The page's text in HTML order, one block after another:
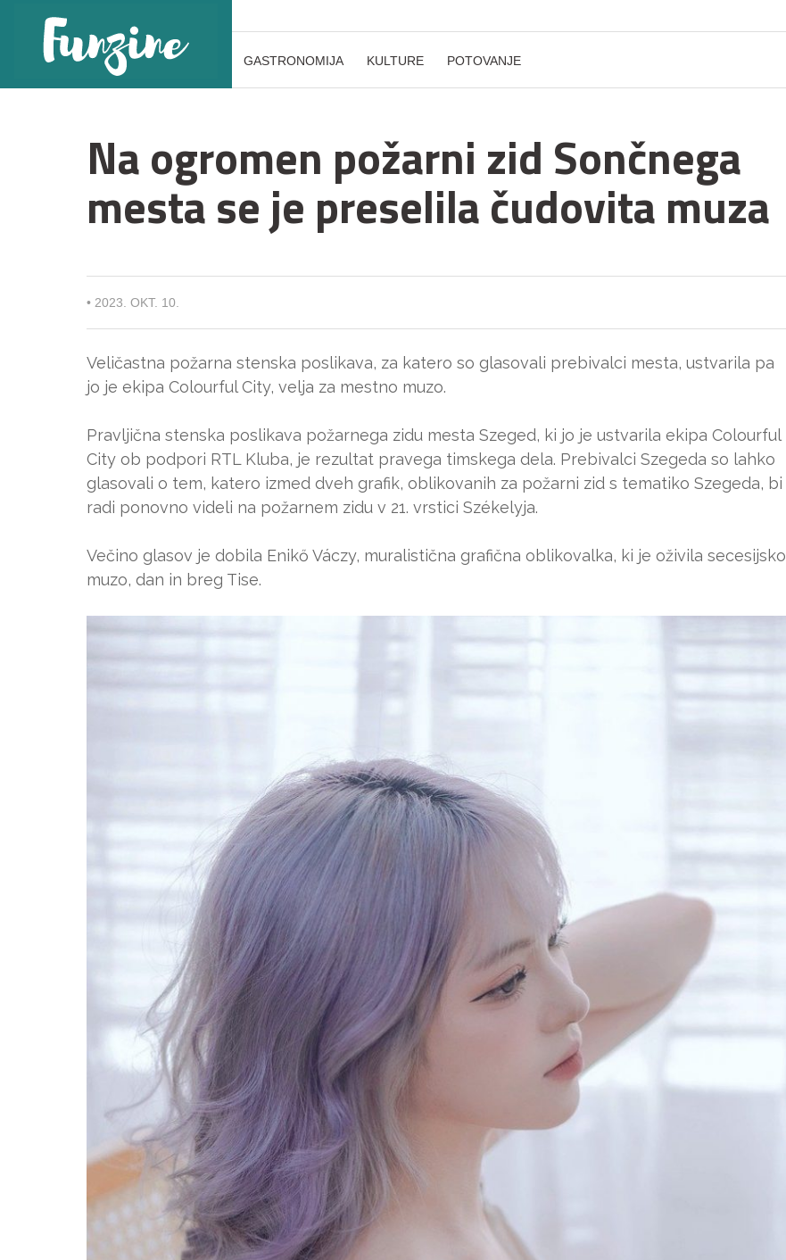
GASTRONOMIJA KULTURE POTOVANJE
Na ogromen požarni zid Sončnega
mesta se je preselila čudovita muza
• 2023. OKT. 10.
Veličastna požarna stenska poslikava, za katero so glasovali prebivalci mesta, ustvarila pa
jo je ekipa Colourful City, velja za mestno muzo.
Pravljična stenska poslikava požarnega zidu mesta Szeged, ki jo je ustvarila ekipa Colourful
City ob podpori RTL Kluba, je rezultat pravega timskega dela. Prebivalci Szegeda so lahko
glasovali o tem, katero izmed dveh grafik, oblikovanih za požarni zid s tematiko Szegeda, bi
radi ponovno videli na požarnem zidu v 21. vrstici Székelyja.
Večino glasov je dobila Enikő Váczy, muralistična grafična oblikovalka, ki je oživila secesijsko
muzo, dan in breg Tise.